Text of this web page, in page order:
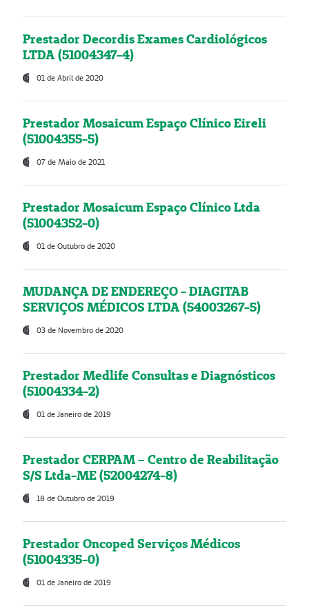
Prestador Decordis Exames Cardiológicos
LTDA (51004347-4)
01 de Abril de 2020
Prestador Mosaicum Espaço Clínico Eireli
(51004355-5)
07 de Maio de 2021
Prestador Mosaicum Espaço Clínico Ltda
(51004352-0)
01 de Outubro de 2020
MUDANÇA DE ENDEREÇO - DIAGITAB
SERVIÇOS MÉDICOS LTDA (54003267-5)
03 de Novembro de 2020
Prestador Medlife Consultas e Diagnósticos
(51004334-2)
01 de Janeiro de 2019
Prestador CERPAM – Centro de Reabilitação
S/S Ltda-ME (52004274-8)
18 de Outubro de 2019
Prestador Oncoped Serviços Médicos
(51004335-0)
01 de Janeiro de 2019